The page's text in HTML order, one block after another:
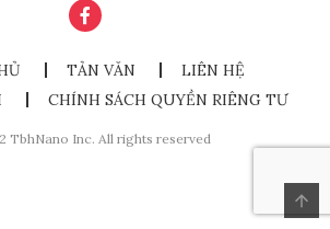
TẢN VĂN
LIÊN HỆ
CHÍNH SÁCH QUYỀN RIÊNG TƯ
TbhNano Inc. All rights reserved